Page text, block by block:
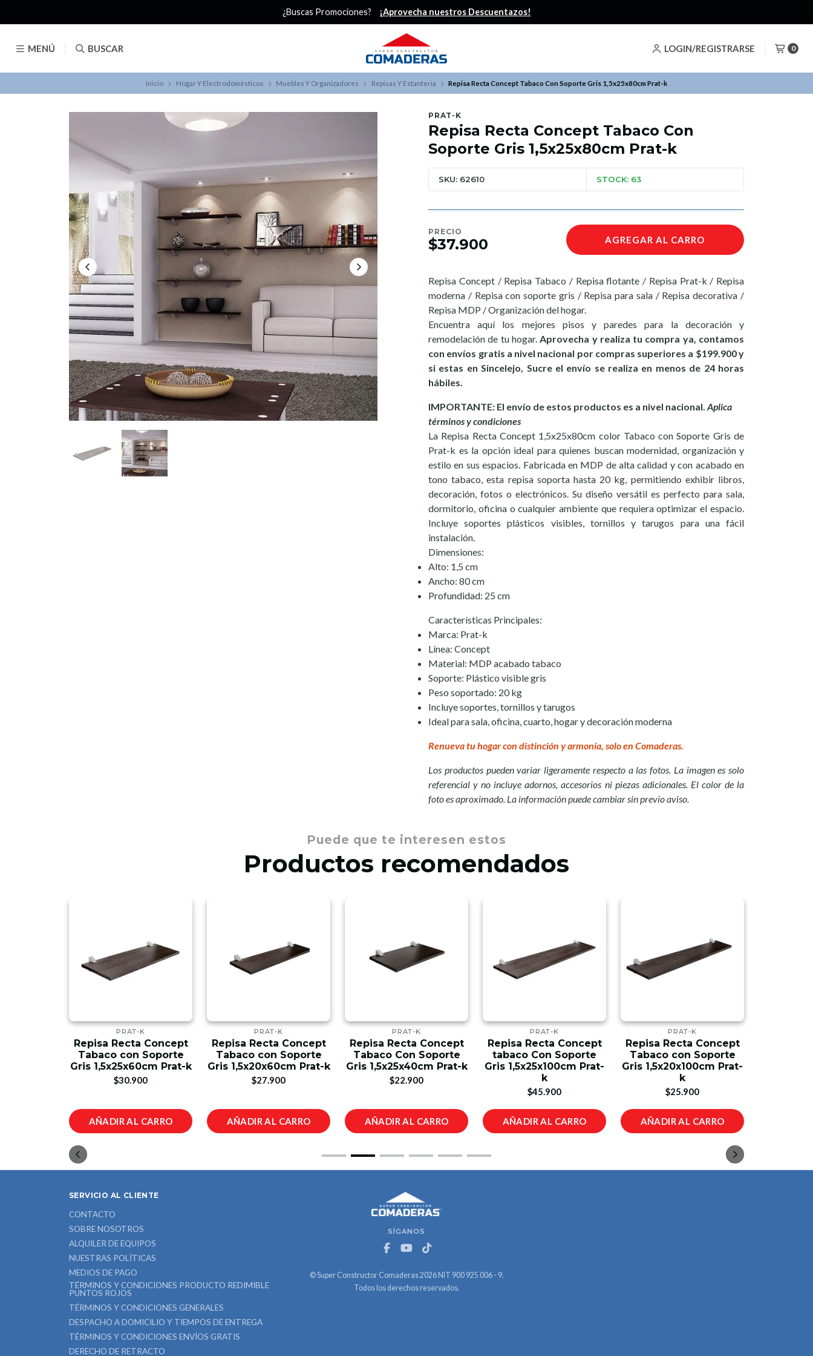
MENÚ BUSCAR LOGIN/REGISTRARSE 0
¿Buscas Promociones? ¡Aprovecha nuestros Descuentazos!
Inicio Hogar Y Electrodomésticos Muebles Y Organizadores Repisas Y Estanteria Repisa Recta Concept Tabaco Con Soporte Gris 1,5x25x80cm Prat-k
PRAT-K
Repisa Recta Concept Tabaco Con
Soporte Gris 1,5x25x80cm Prat-k
SKU: 62610 STOCK: 63
PRECIO
$37.900 AGREGAR AL CARRO
Repisa Concept / Repisa Tabaco / Repisa flotante / Repisa Prat-k / Repisa
moderna / Repisa con soporte gris / Repisa para sala / Repisa decorativa /
Repisa MDP / Organización del hogar.
Encuentra aquí los mejores pisos y paredes para la decoración y
remodelación de tu hogar.Aprovecha y realiza tu compra ya, contamos
con envíos gratis a nivel nacional por compras superiores a $199.900 y
si estas en Sincelejo, Sucre el envío se realiza en menos de 24 horas
hábiles.
IMPORTANTE: El envío de estos productos es a nivel nacional. Aplica
términos y condiciones
La Repisa Recta Concept 1,5x25x80cm color Tabaco con Soporte Gris de
Prat-k es la opción ideal para quienes buscan modernidad, organización y
estilo en sus espacios. Fabricada en MDP de alta calidad y con acabado en
tono tabaco, esta repisa soporta hasta 20 kg, permitiendo exhibir libros,
decoración, fotos o electrónicos. Su diseño versátil es perfecto para sala,
dormitorio, oficina o cualquier ambiente que requiera optimizar el espacio.
Incluye soportes plásticos visibles, tornillos y tarugos para una fácil
instalación.
Dimensiones:
Alto: 1,5 cm
Ancho: 80 cm
Profundidad: 25 cm
Características Principales:
Marca: Prat-k
Línea: Concept
Material: MDP acabado tabaco
Soporte: Plástico visible gris
Peso soportado: 20 kg
Incluye soportes, tornillos y tarugos
Ideal para sala, oficina, cuarto, hogar y decoración moderna
Renueva tu hogar con distinción y armonía, solo en Comaderas.
Los productos pueden variar ligeramente respecto a las fotos. La imagen es solo
referencial y no incluye adornos, accesorios ni piezas adicionales. El color de la
foto es aproximado. La información puede cambiar sin previo aviso.
Puede que te interesen estos
Productos recomendados
PRAT-K
Repisa Recta Concept
Tabaco con Soporte
Gris 1,5x25x60cm Prat-k
$30.900
AÑADIR AL CARRO
PRAT-K
Repisa Recta Concept
Tabaco con Soporte
Gris 1,5x20x60cm Prat-k
$27.900
AÑADIR AL CARRO
PRAT-K
Repisa Recta Concept
Tabaco Con Soporte
Gris 1,5x25x40cm Prat-k
$22.900
AÑADIR AL CARRO
PRAT-K
Repisa Recta Concept
tabaco Con Soporte
Gris 1,5x25x100cm Prat-
k
$45.900
AÑADIR AL CARRO
PRAT-K
Repisa Recta Concept
Tabaco con Soporte
Gris 1,5x20x100cm Prat-
k
$25.900
AÑADIR AL CARRO
SÍGANOS
© Super Constructor Comaderas 2026 NIT 900 925 006 - 9.
Todos los derechos reservados.
SERVICIO AL CLIENTE
CONTACTO
SOBRE NOSOTROS
ALQUILER DE EQUIPOS
NUESTRAS POLÍTICAS
MEDIOS DE PAGO
TÉRMINOS Y CONDICIONES PRODUCTO REDIMIBLE
PUNTOS ROJOS
TÉRMINOS Y CONDICIONES GENERALES
DESPACHO A DOMICILIO Y TIEMPOS DE ENTREGA
TÉRMINOS Y CONDICIONES ENVÍOS GRATIS
DERECHO DE RETRACTO